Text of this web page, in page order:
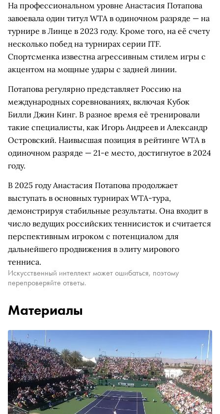
На профессиональном уровне Анастасия Потапова
завоевала один титул WTA в одиночном разряде — на
турнире в Линце в 2023 году. Кроме того, на её счету
несколько побед на турнирах серии ITF.
Спортсменка известна агрессивным стилем игры с
акцентом на мощные удары с задней линии.
Потапова регулярно представляет Россию на
международных соревнованиях, включая Кубок
Билли Джин Кинг. В разное время её тренировали
такие специалисты, как Игорь Андреев и Александр
Островский. Наивысшая позиция в рейтинге WTA в
одиночном разряде — 21-е место, достигнутое в 2024
году.
В 2025 году Анастасия Потапова продолжает
выступать в основных турнирах WTA-тура,
демонстрируя стабильные результаты. Она входит в
число ведущих российских теннисисток и считается
перспективным игроком с потенциалом для
дальнейшего продвижения в элиту мирового
тенниса.
Искусственный интеллект может ошибаться, поэтому
перепроверяйте ответы.
Материалы